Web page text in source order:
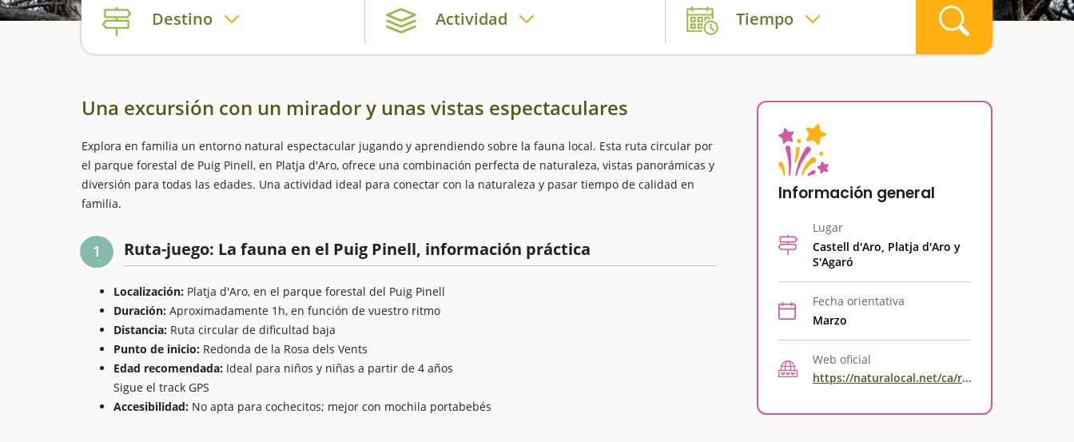
Destino Actividad Tiempo
Una excursión con un mirador y unas vistas espectaculares
Explora en familia un entorno natural espectacular jugando y aprendiendo sobre la fauna local. Esta ruta circular por
el parque forestal de Puig Pinell, en Platja d'Aro, ofrece una combinación perfecta de naturaleza, vistas panorámicas y
diversión para todas las edades. Una actividad ideal para conectar con la naturaleza y pasar tiempo de calidad en
familia.
1 Ruta-juego: La fauna en el Puig Pinell, información práctica
Localización: Platja d'Aro, en el parque forestal del Puig Pinell
Duración: Aproximadamente 1h, en función de vuestro ritmo
Distancia: Ruta circular de dificultad baja
Punto de inicio: Redonda de la Rosa dels Vents
Edad recomendada: Ideal para niños y niñas a partir de 4 años
Sigue el track GPS
Accesibilidad: No apta para cochecitos; mejor con mochila portabebés
Información general
Lugar
Castell d'Aro, Platja d'Aro y
S'Agaró
Fecha orientativa
Marzo
Web oficial
https://naturalocal.net/ca/rutes-senderisme-catalunya/rutes-senderisme-girona/rutes-senderisme-castell-platja-daro/ruta-joc-la-fauna-al-puig-pinell